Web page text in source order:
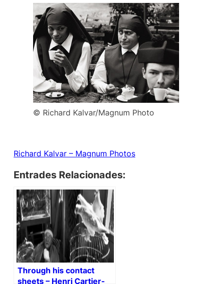
© Richard Kalvar/Magnum Photo
Richard Kalvar – Magnum Photos
Entrades Relacionades:
Through his contact
sheets – Henri Cartier-